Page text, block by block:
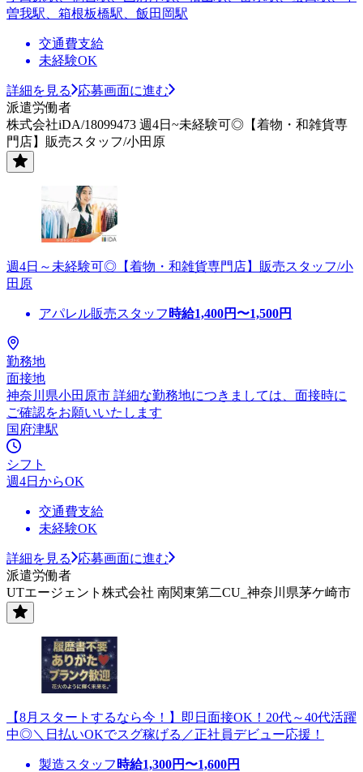
曽我駅、箱根板橋駅、飯田岡駅
交通費支給
未経験OK
詳細を見る
応募画面に進む
派遣労働者
株式会社iDA/18099473 週4日~未経験可◎【着物・和雑貨専
門店】販売スタッフ/小田原
週4日～未経験可◎【着物・和雑貨専門店】販売スタッフ/小
田原
アパレル販売スタッフ 時給1,400円〜1,500円
勤務地
面接地
神奈川県小田原市 詳細な勤務地につきましては、面接時に
ご確認をお願いいたします
国府津駅
シフト
週4日からOK
交通費支給
未経験OK
詳細を見る
応募画面に進む
派遣労働者
UTエージェント株式会社 南関東第二CU_神奈川県茅ケ崎市
【8月スタートするなら今！】即日面接OK！20代～40代活躍
中◎＼日払いOKでスグ稼げる／正社員デビュー応援！
製造スタッフ 時給1,300円〜1,600円